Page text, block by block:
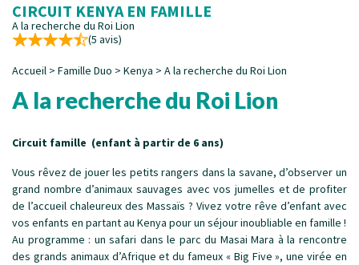
CIRCUIT KENYA EN FAMILLE
A la recherche du Roi Lion
(5 avis)
Accueil > Famille Duo > Kenya > A la recherche du Roi Lion
A la recherche du Roi Lion
Circuit famille (enfant à partir de 6 ans)
Vous rêvez de jouer les petits rangers dans la savane, d’observer un
grand nombre d’animaux sauvages avec vos jumelles et de profiter
de l’accueil chaleureux des Massaïs ? Vivez votre rêve d’enfant avec
vos enfants en partant au Kenya pour un séjour inoubliable en famille !
Au programme : un safari dans le parc du Masai Mara à la rencontre
des grands animaux d’Afrique et du fameux « Big Five », une virée en